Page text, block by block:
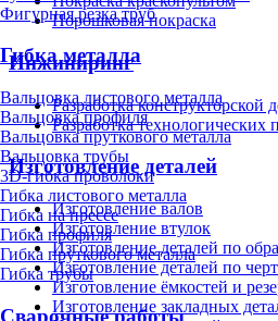
Фигурная резка труб
Гибка металла
Вальцовка листового металла
Вальцовка профиля
Вальцовка пруткового металла
Вальцовка трубы
3D-гибка проволоки
Гибка листового металла
Гибка на прессе
Гибка профиля
Гибка пруткового металла
Гибка трубы
Сварочные работы
Порошковая покраска
Инжиниринг
Разработка конструкторской
Разработка технологических
Изготовление деталей
Изготовление валов
Изготовление втулок
Изготовление деталей по
Изготовление деталей по
Изготовление ёмкостей и
Изготовление закладных